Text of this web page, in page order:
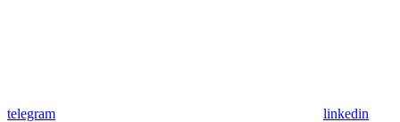
telegram linkedin